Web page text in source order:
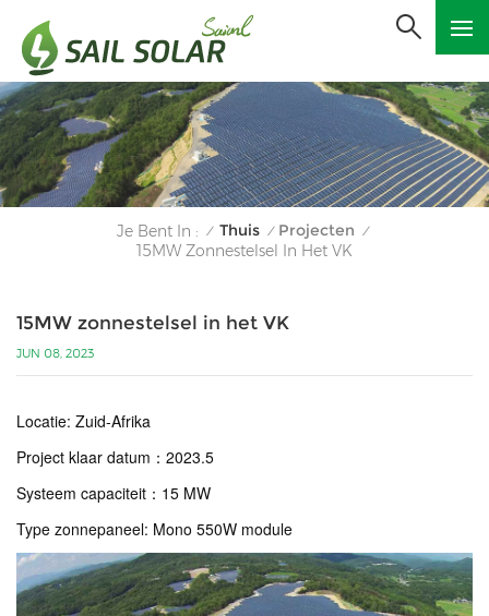
Je Bent In : / Thuis / Projecten /
15MW Zonnestelsel In Het VK
15MW zonnestelsel in het VK
JUN 08, 2023
Locatie: Zuid-Afrika
Project klaar datum ： 2023.5
Systeem capaciteit ：15 MW
Type zonnepaneel: Mono 550W module